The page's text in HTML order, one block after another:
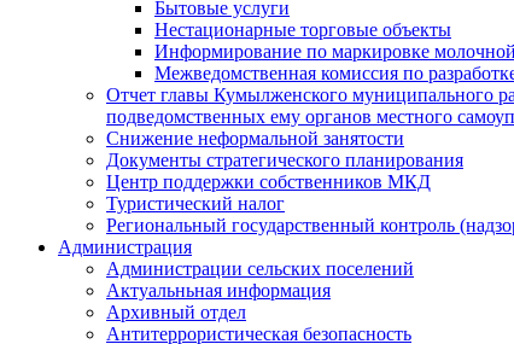
Бытовые услуги
Нестационарные торговые объекты
Информирование по маркировке
Межведомственная комиссия по
Отчет главы Кумылженского муниципального
подведомственных ему органов местного
Снижение неформальной занятости
Документы стратегического планирования
Центр поддержки собственников МКД
Туристический налог
Региональный государственный контроль
Администрация
Администрации сельских поселений
Актуальньная информация
Архивный отдел
Антитеррористическая безопасность